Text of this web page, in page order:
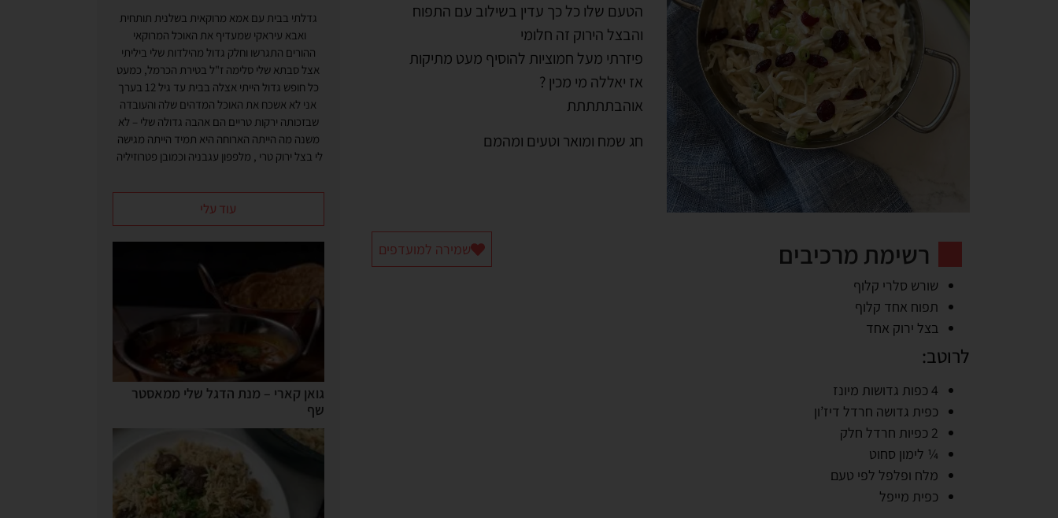
הטעם שלו כל כך עדין בשילוב עם התפוח
והבצל הירוק זה חלומי
פיזרתי מעל חמוציות להוסיף מעט מתיקות
אז יאללה מי מכין ?
אוהבתתתתת
חג שמח ומואר וטעים ומהמם
רשימת מרכיבים
שמירה למועדפים
שורש סלרי קלוף
תפוח אחד קלוף
בצל ירוק אחד
לרוטב:
4 כפות גדושות מיונז
כפית גדושה חרדל דיז’ון
2 כפיות חרדל חלק
¼ לימון סחוט
מלח ופלפל לפי טעם
כפית מייפל
גדלתי בבית עם אמא מרוקאית בשלנית תותחית
ואבא עיראקי שמעדיף את האוכל המרוקאי
ההורים התגרשו וחלק גדול מהילדות שלי ביליתי
אצל סבתא שלי סלימה ז"ל בטירת הכרמל, כמעט
כל חופש גדול הייתי אצלה בבית עד גיל 12 בערך
אני לא אשכח את האוכל המדהים שלה והעובדה
שבזכותה ירקות טריים הם אהבה גדולה שלי – לא
משנה מה הייתה הארוחה היא תמיד הייתה מגישה
לי בצל ירוק טרי , מלפפון עגבניה וכמובן פטרוזיליה
עוד עלי
גואן קארי – מנת הדגל שלי ממאסטר
שף